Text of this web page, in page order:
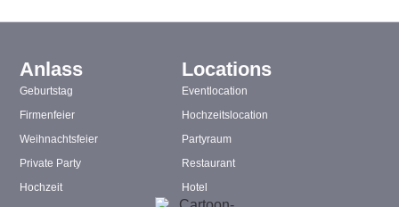
Anlass
Geburtstag
Firmenfeier
Weihnachtsfeier
Private Party
Hochzeit
Locations
Eventlocation
Hochzeitslocation
Partyraum
Restaurant
Hotel